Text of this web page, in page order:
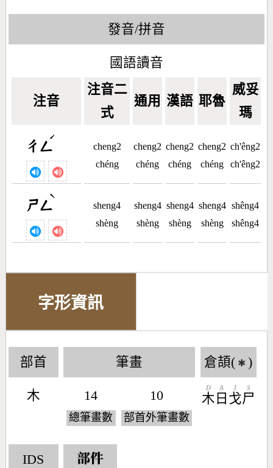
發音/拼音
國語讀音
注音
注音二
式
通用 漢語 耶魯
威妥
瑪
ㄔㄥ
ˊ
cheng2
chéng
cheng2
chéng
cheng2
chéng
cheng2
chéng
ch'êng2
ch'êng2
ㄕㄥ
ˋ
sheng4
shèng
sheng4
shèng
sheng4
shèng
sheng4
shèng
shêng4
shêng4
字形資訊
部首
木
筆畫
14
總筆畫數
10
部首外筆畫數
倉頡( ✱ )
木
D
日
A
戈
I
尸
S
IDS 部件